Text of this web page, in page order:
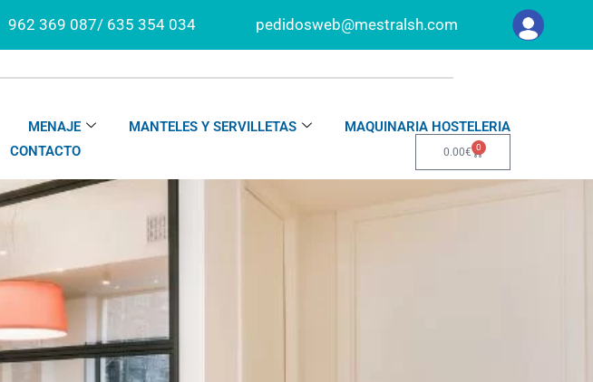
962 369 087/ 635 354 034 pedidosweb@mestralsh.com
MENAJE MANTELES Y SERVILLETAS
MAQUINARIA HOSTELERIA
CONTACTO 0.00€ 0
Carrito